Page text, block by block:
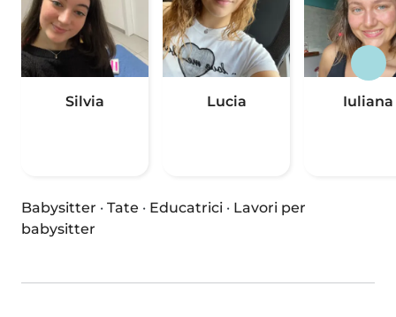
Silvia Lucia Iuliana
Babysitter · Tate · Educatrici · Lavori per
babysitter